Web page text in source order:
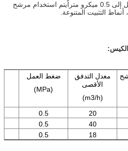
يتم استخدام مرشح
التثبيت المتنوعة.
الكيس:
معدل التدفق
الأقصى
(m3/h)
ضغط العمل
(MPa)
20
0.5
40
0.5
18
0.5